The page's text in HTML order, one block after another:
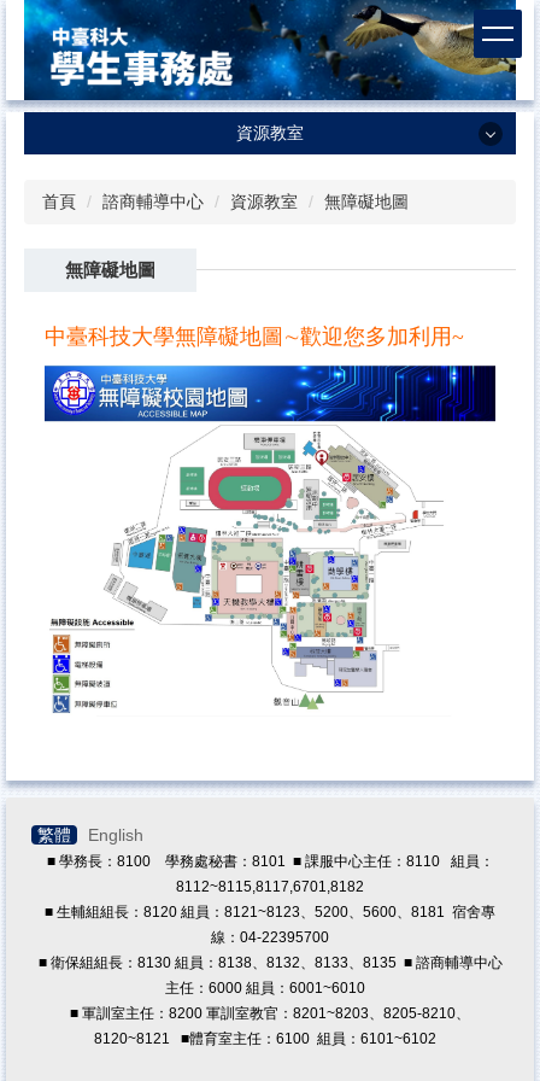
到
主
要
內
資源教室
最新消息
特殊教育方案
各項辦法
獎補助金
成員簡介
首頁 諮商輔導中心 資源教室 無障礙地圖
無障礙地圖
中臺科技大學無障礙地圖∼歡迎您多加利用~
繁體 English
■ 學務長：8100 學務處秘書：8101 ■ 課服中心主任：8110 組員：
8112~8115,8117,6701,8182
■ 生輔組組長：8120 組員：8121~8123、5200、5600、8181 宿舍專
線：04-22395700
■ 衛保組組長：8130 組員：8138、8132、8133、8135 ■ 諮商輔導中心
主任：6000 組員：6001~6010
■ 軍訓室主任：8200 軍訓室教官：8201~8203、8205-8210、
8120~8121
■體育室主任：6100 組員：6101~6102